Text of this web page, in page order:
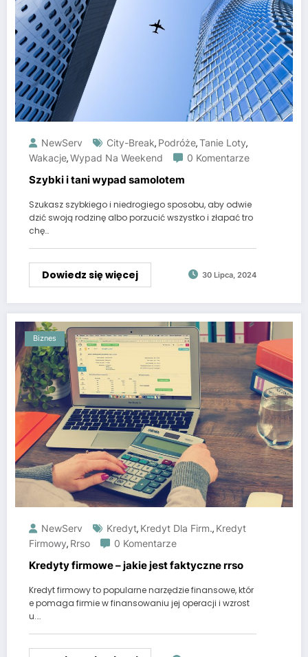
NewServ City-Break, Podróże,Tanie Loty,
Wakacje,Wypad Na Weekend 0 Komentarze
Szybki i tani wypad samolotem
Szukasz szybkiego i niedrogiego sposobu, aby odwie
dzić swoją rodzinę albo porzucić wszystko i złapać tro
chę…
Dowiedz się więcej 30 Lipca, 2024
Biznes
NewServ Kredyt, Kredyt Dla Firm., Kredyt
Firmowy, Rrso 0 Komentarze
Kredyty firmowe – jakie jest faktyczne rrso
Kredyt firmowy to popularne narzędzie finansowe, któr
e pomaga firmie w finansowaniu jej operacji i wzrost
u.…